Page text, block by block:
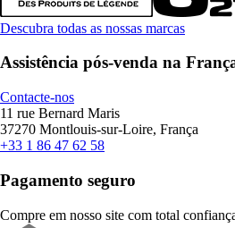
Descubra todas as nossas marcas
Assistência pós-venda na
Contacte-nos
11 rue Bernard Maris
37270 Montlouis-sur-Loire, França
+33 1 86 47 62 58
Pagamento seguro
Compre em nosso site com total